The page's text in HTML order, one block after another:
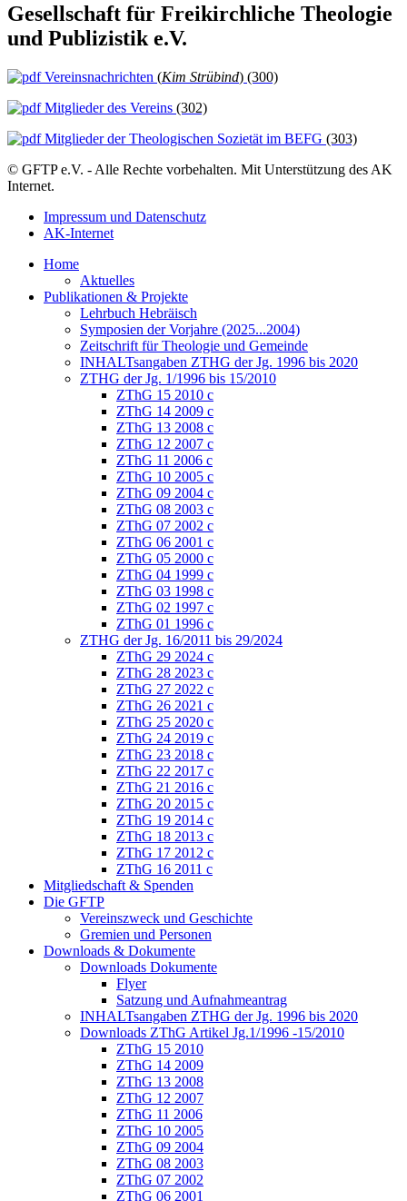
Gesellschaft für Freikirchliche Theologie
und Publizistik e.V.
Vereinsnachrichten (Kim Strübind) (300)
Mitglieder des Vereins (302)
Mitglieder der Theologischen Sozietät im BEFG (303)
© GFTP e.V. - Alle Rechte vorbehalten. Mit Unterstützung des AK
Internet.
Impressum und Datenschutz
AK-Internet
Home
Aktuelles
Publikationen & Projekte
Lehrbuch Hebräisch
Symposien der Vorjahre (2025...2004)
Zeitschrift für Theologie und Gemeinde
INHALTsangaben ZTHG der Jg. 1996 bis 2020
ZTHG der Jg. 1/1996 bis 15/2010
ZThG 15 2010 c
ZThG 14 2009 c
ZThG 13 2008 c
ZThG 12 2007 c
ZThG 11 2006 c
ZThG 10 2005 c
ZThG 09 2004 c
ZThG 08 2003 c
ZThG 07 2002 c
ZThG 06 2001 c
ZThG 05 2000 c
ZThG 04 1999 c
ZThG 03 1998 c
ZThG 02 1997 c
ZThG 01 1996 c
ZTHG der Jg. 16/2011 bis 29/2024
ZThG 29 2024 c
ZThG 28 2023 c
ZThG 27 2022 c
ZThG 26 2021 c
ZThG 25 2020 c
ZThG 24 2019 c
ZThG 23 2018 c
ZThG 22 2017 c
ZThG 21 2016 c
ZThG 20 2015 c
ZThG 19 2014 c
ZThG 18 2013 c
ZThG 17 2012 c
ZThG 16 2011 c
Mitgliedschaft & Spenden
Die GFTP
Vereinszweck und Geschichte
Gremien und Personen
Downloads & Dokumente
Downloads Dokumente
Flyer
Satzung und Aufnahmeantrag
INHALTsangaben ZTHG der Jg. 1996 bis 2020
Downloads ZThG Artikel Jg.1/1996 -15/2010
ZThG 15 2010
ZThG 14 2009
ZThG 13 2008
ZThG 12 2007
ZThG 11 2006
ZThG 10 2005
ZThG 09 2004
ZThG 08 2003
ZThG 07 2002
ZThG 06 2001